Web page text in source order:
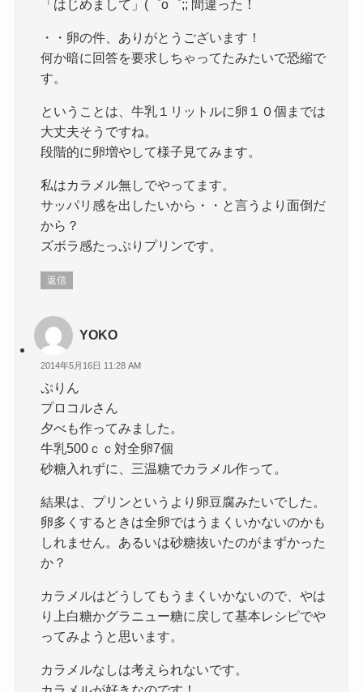
「はじめまして」(゜o゜;; 間違った！
・・卵の件、ありがとうございます！
何か暗に回答を要求しちゃってたみたいで恐縮で
す。
ということは、牛乳１リットルに卵１０個までは
大丈夫そうですね。
段階的に卵増やして様子見てみます。
私はカラメル無しでやってます。
サッパリ感を出したいから・・と言うより面倒だ
から？
ズボラ感たっぷりプリンです。
返信
YOKO
2014年5月16日 11:28 AM
ぷりん
プロコルさん
夕べも作ってみました。
牛乳500ｃｃ対全卵7個
砂糖入れずに、三温糖でカラメル作って。
結果は、プリンというより卵豆腐みたいでした。
卵多くするときは全卵ではうまくいかないのかも
しれません。あるいは砂糖抜いたのがまずかった
か？
カラメルはどうしてもうまくいかないので、やは
り上白糖かグラニュー糖に戻して基本レシピでや
ってみようと思います。
カラメルなしは考えられないです。